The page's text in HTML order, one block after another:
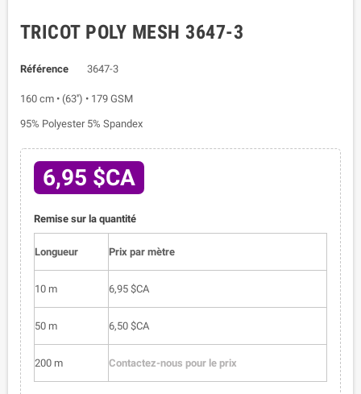
TRICOT POLY MESH 3647-3
Référence 3647-3
160 cm • (63'') • 179 GSM
95% Polyester 5% Spandex
6,95 $CA
Remise sur la quantité
Longueur Prix par mètre
10 m 6,95 $CA
50 m 6,50 $CA
200 m Contactez-nous pour le prix